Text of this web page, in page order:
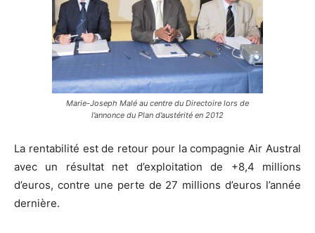
Marie-Joseph Malé au centre du Directoire lors de
l’annonce du Plan d’austérité en 2012
La rentabilité est de retour pour la compagnie Air Austral
avec un résultat net d’exploitation de +8,4 millions
d’euros, contre une perte de 27 millions d’euros l’année
dernière.